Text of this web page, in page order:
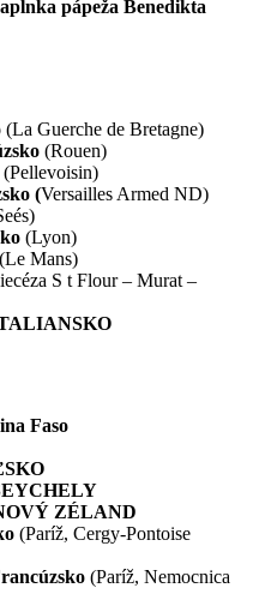
pápeža Benedikta
(La Guerche de Bretagne)
(Rouen)
(Pellevoisin)
(Versailles Armed ND)
(Lyon)
(Le Mans)
S t Flour – Murat –
Faso
ZÉLAND
(Paríž, Cergy-Pontoise
(Paríž, Nemocnica